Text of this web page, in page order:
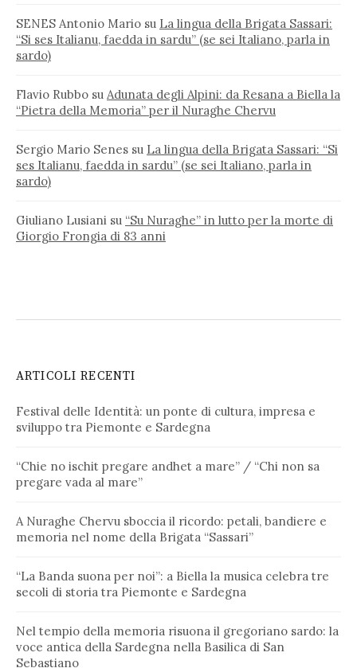
SENES Antonio Mario su La lingua della Brigata Sassari:
“Si ses Italianu, faedda in sardu” (se sei Italiano, parla in
sardo)
Flavio Rubbo su Adunata degli Alpini: da Resana a Biella la
“Pietra della Memoria” per il Nuraghe Chervu
Sergio Mario Senes su La lingua della Brigata Sassari: “Si
ses Italianu, faedda in sardu” (se sei Italiano, parla in
sardo)
Giuliano Lusiani su “Su Nuraghe” in lutto per la morte di
Giorgio Frongia di 83 anni
ARTICOLI RECENTI
Festival delle Identità: un ponte di cultura, impresa e
sviluppo tra Piemonte e Sardegna
“Chie no ischit pregare andhet a mare” / “Chi non sa
pregare vada al mare”
A Nuraghe Chervu sboccia il ricordo: petali, bandiere e
memoria nel nome della Brigata “Sassari”
“La Banda suona per noi”: a Biella la musica celebra tre
secoli di storia tra Piemonte e Sardegna
Nel tempio della memoria risuona il gregoriano sardo: la
voce antica della Sardegna nella Basilica di San
Sebastiano